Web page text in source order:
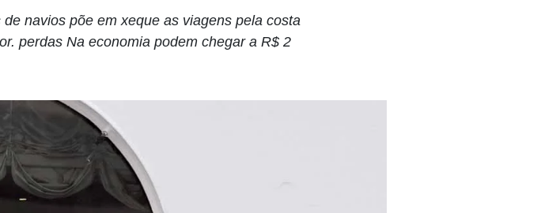
navios põe em xeque as viagens pela costa
perdas Na economia podem chegar a R$ 2